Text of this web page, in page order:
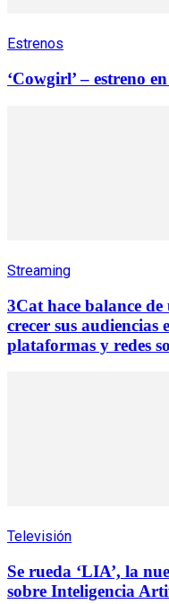
Estrenos
‘Cowgirl’ – estreno
Streaming
3Cat hace balance
crecer sus audiencias
plataformas y redes
Televisión
Se rueda ‘LIA’, la
sobre Inteligencia